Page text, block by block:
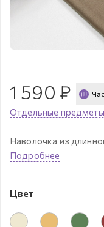
1 590 ₽
Отдельные
Наволочка из
Подробнее
Цвет